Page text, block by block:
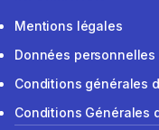
Mentions légales
Données
Conditions générales
Conditions Générales